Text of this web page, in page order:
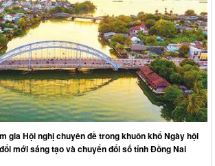
gia Hội nghị chuyên đề trong khuôn khổ Ngày hội
mới sáng tạo và chuyển đổi số tỉnh Đồng Nai